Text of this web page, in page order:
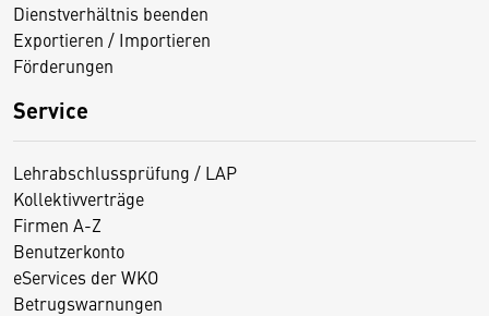
Dienstverhältnis beenden
Exportieren / Importieren
Förderungen
Service
Lehrabschlussprüfung / LAP
Kollektivverträge
Firmen A-Z
Benutzerkonto
eServices der WKO
Betrugswarnungen